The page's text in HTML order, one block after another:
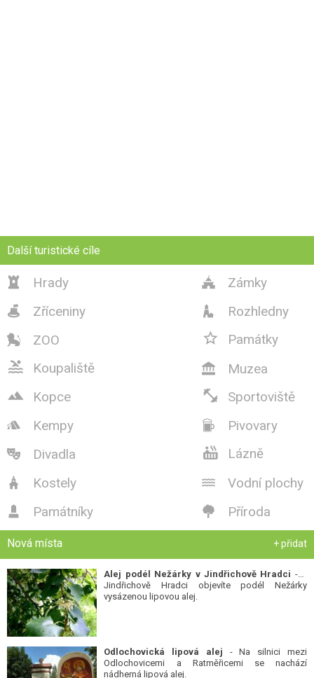
Další turistické cíle
 Hrady  Zámky
 Zříceniny  Rozhledny
 ZOO  Památky
 Koupaliště  Muzea
 Kopce  Sportoviště
 Kempy  Pivovary
 Divadla  Lázně
 Kostely  Vodní plochy
 Památníky  Příroda
Nová místa + přidat
Alej podél Nežárky v Jindřichově Hradci - V
Jindřichově Hradci objevíte podél Nežárky
vysázenou lipovou alej.
Odlochovická lipová alej - Na silnici mezi
Odlochovicemi a Ratměřicemi se nachází
nádherná lipová alej.